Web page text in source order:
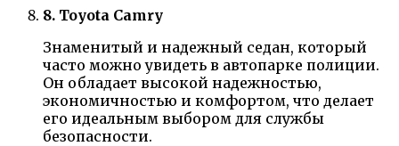
8. Toyota Camry
Знаменитый и надежный седан, который
часто можно увидеть в автопарке полиции.
Он обладает высокой надежностью,
экономичностью и комфортом, что делает
его идеальным выбором для службы
безопасности.